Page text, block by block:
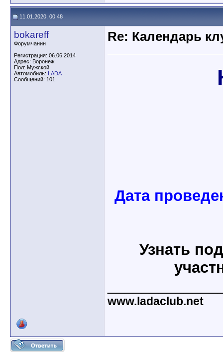
11.01.2020, 00:48
bokareff
Форумчанин
Регистрация: 06.06.2014
Адрес: Воронеж
Пол: Мужской
Автомобиль: LADA
Сообщений: 101
Re: Календарь
Дата
Узнать
www.ladaclub.net